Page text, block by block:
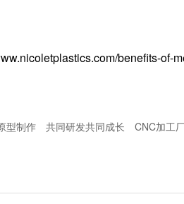
benefits-of-
型制作 共同研发共同成长 CNC加工